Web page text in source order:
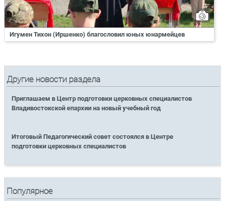
Игумен Тихон (Иршенко) благословил юных юнармейцев
Другие новости раздела
Приглашаем в Центр подготовки церковных специалистов
Владивостокской епархии на новый учебный год
Итоговый Педагогический совет состоялся в Центре
подготовки церковных специалистов
Популярное